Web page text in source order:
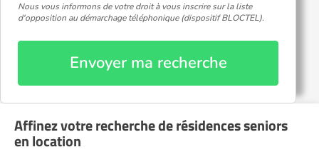
Nous vous informons de votre droit à vous inscrire sur la liste
d'opposition au démarchage téléphonique (dispositif BLOCTEL).
Envoyer ma recherche
Affinez votre recherche de résidences seniors
en location